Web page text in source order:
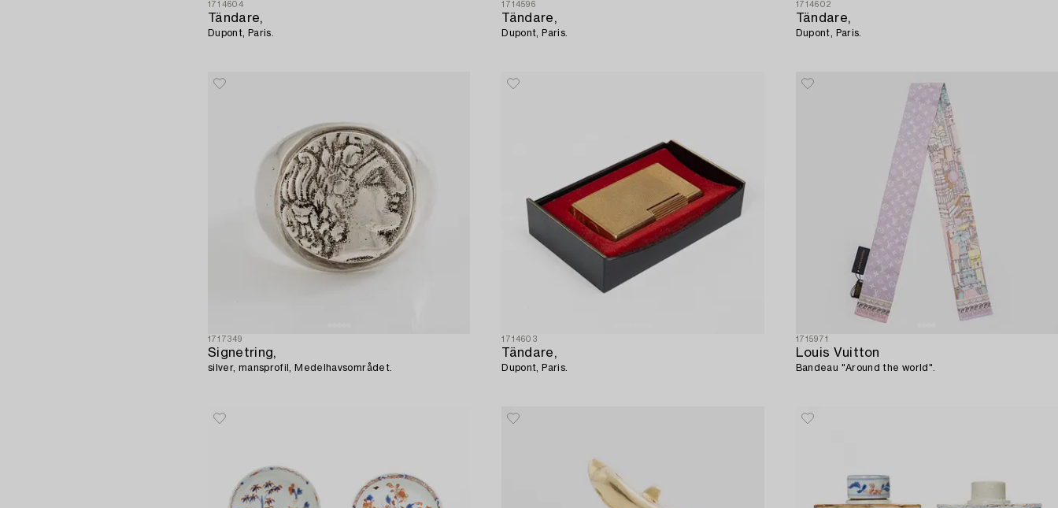
1714604
Tändare,
Dupont, Paris.
1714596
Tändare,
Dupont, Paris.
1714602
Tändare,
Dupont, Paris.
1717349
Signetring,
silver, mansprofil, Medelhavsområdet.
1714603
Tändare,
Dupont, Paris.
1715971
Louis Vuitton
Bandeau "Around the world".